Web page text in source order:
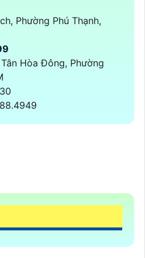
Phường Phú Thạnh,
Hòa Đông, Phường